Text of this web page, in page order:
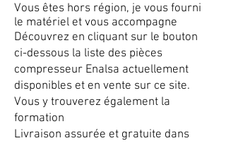
Vous êtes hors région, je vous fourni
le matériel et vous accompagne
Découvrez en cliquant sur le bouton
ci-dessous la liste des pièces
compresseur Enalsa actuellement
disponibles et en vente sur ce site.
Vous y trouverez également la
formation
Livraison assurée et gratuite dans